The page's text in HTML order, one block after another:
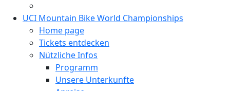
UCI Mountain Bike World Championships
Home page
Tickets entdecken
Nützliche Infos
Programm
Unsere Unterkunfte